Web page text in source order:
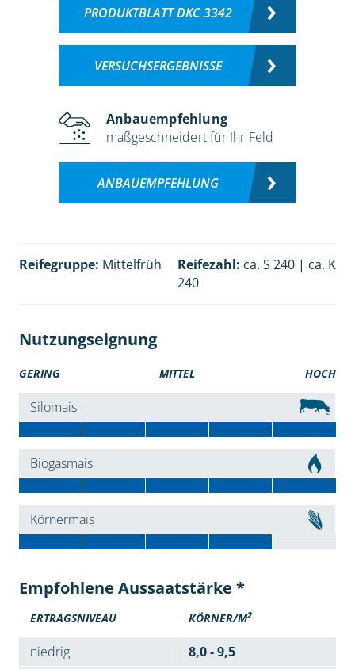
PRODUKTBLATT DKC 3342
VERSUCHSERGEBNISSE
Anbauempfehlung
maßgeschneidert für Ihr Feld
ANBAUEMPFEHLUNG
Reifegruppe: Mittelfrüh Reifezahl: ca. S 240 | ca. K
240
Nutzungseignung
GERING MITTEL HOCH
Silomais
Biogasmais
Körnermais
Empfohlene Aussaatstärke *
ERTRAGSNIVEAU KÖRNER/M2
niedrig
8,0 - 9,5